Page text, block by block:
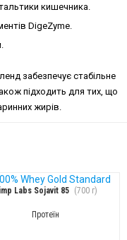
кишечника.
DigeZyme.
забезпечує стабільне
підходить для тих, що
жирів.
Labs Sojavit 85 (700 г)
Протеїн